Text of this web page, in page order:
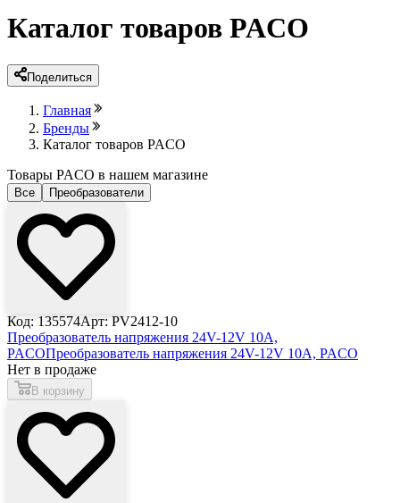
Каталог товаров PACO
Поделиться
Главная
Бренды
Каталог товаров PACO
Товары PACO в нашем магазине
Все Преобразователи
Код: 135574Арт: PV2412-10
Преобразователь напряжения 24V-12V 10А,
PACOПреобразователь напряжения 24V-12V 10А, PACO
Нет в продаже
В корзину